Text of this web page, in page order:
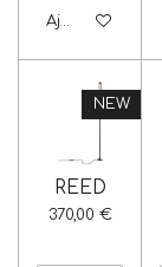
Ajouter au
NEW
REED
370,00 €